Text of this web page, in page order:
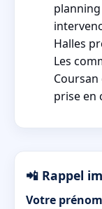
Halles
Les
prise en
📲 Rappel
Votre prénom